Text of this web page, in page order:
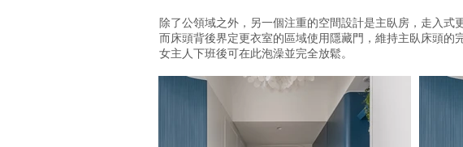
除了公領域之外，另一個注重的空間設計是主臥房，走入式
而床頭背後界定更衣室的區域使用隱藏門，維持主臥床頭的
女主人下班後可在此泡澡並完全放鬆。